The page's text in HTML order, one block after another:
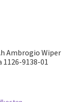
Ambrogio Wiper
1126-9138-01